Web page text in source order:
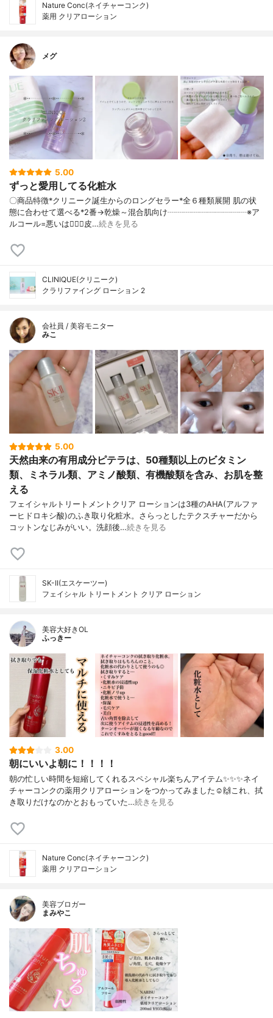
Nature Conc(ネイチャーコンク)
薬用 クリアローション
メグ
5.00
ずっと愛用してる化粧水
〇商品特徴*クリニーク誕生からのロングセラー*全６種類展開 肌の状
態に合わせて選べる*2番→乾燥～混合肌向け┈┈┈┈┈┈┈┈┈┈※ア
ルコール=悪いは🙅‍♀️❌皮…続きを見る
CLINIQUE(クリニーク)
クラリファイング ローション 2
会社員 / 美容モニター
みこ
5.00
天然由来の有用成分ピテラは、50種類以上のビタミン
類、ミネラル類、アミノ酸類、有機酸類を含み、お肌を整
える
フェイシャルトリートメントクリア ローションは3種のAHA(アルファ
ーヒドロキシ酸)のふき取り化粧水。さらっとしたテクスチャーだから
コットンなじみがいい。洗顔後…続きを見る
SK-II(エスケーツー)
フェイシャル トリートメント クリア ローション
美容大好きOL
ふっきー
3.00
朝にいいよ朝に！！！！
朝の忙しい時間を短縮してくれるスペシャル楽ちんアイテム✨✨✨ネイ
チャーコンクの薬用クリアローションをつかってみました☺️🙌これ、拭
き取りだけなのかとおもっていた…続きを見る
Nature Conc(ネイチャーコンク)
薬用 クリアローション
美容ブロガー
まみやこ